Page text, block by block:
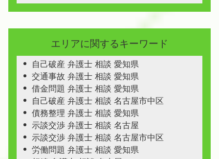
エリアに関するキーワード
自己破産 弁護士 相談 愛知県
交通事故 弁護士 相談 愛知県
借金問題 弁護士 相談 愛知県
自己破産 弁護士 相談 名古屋市中区
債務整理 弁護士 相談 愛知県
示談交渉 弁護士 相談 名古屋
示談交渉 弁護士 相談 名古屋市中区
労働問題 弁護士 相談 愛知県